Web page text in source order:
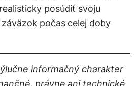
posúdiť svoju
počas celej doby
informačný charakter
právne ani technické